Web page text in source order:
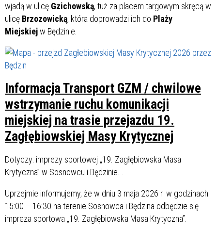
wjadą w ulicę Gzichowską, tuż za placem targowym skręcą w
ulicę Brzozowicką, która doprowadzi ich do Plaży
Miejskiejw Będzinie.
Informacja Transport GZM / chwilowe
wstrzymanie ruchu komunikacji
miejskiej na trasie przejazdu 19.
Zagłębiowskiej Masy Krytycznej
Dotyczy: imprezy sportowej „19. Zagłębiowska Masa
Krytyczna” w Sosnowcu i Będzinie. .
Uprzejmie informujemy, że w dniu 3 maja 2026 r. w godzinach
15:00 – 16:30 na terenie Sosnowca i Będzina odbędzie się
impreza sportowa „19. Zagłębiowska Masa Krytyczna”.